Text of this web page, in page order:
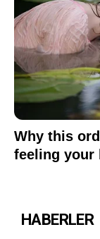
HABERLER